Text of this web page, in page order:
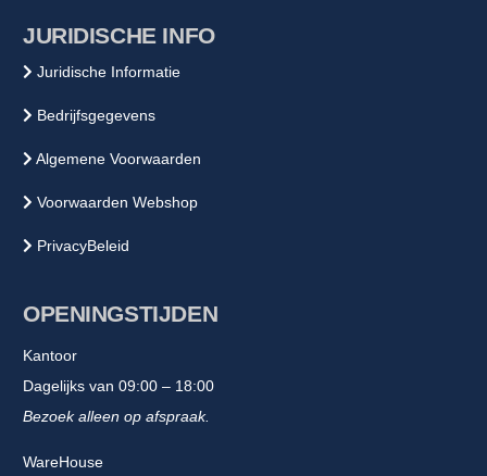
JURIDISCHE INFO
Juridische Informatie
Bedrijfsgegevens
Algemene Voorwaarden
Voorwaarden Webshop
PrivacyBeleid
OPENINGSTIJDEN
Kantoor
Dagelijks van 09:00 – 18:00
Bezoek alleen op afspraak.
WareHouse